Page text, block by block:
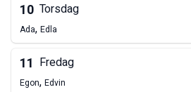
10 Torsdag
Ada, Edla
11 Fredag
Egon, Edvin